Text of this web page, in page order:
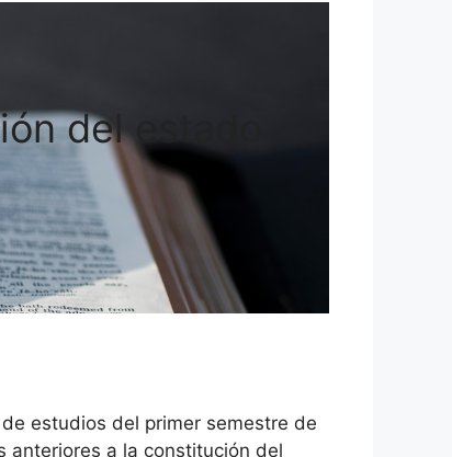
del estado
estudios del primer semestre de
anteriores a la constitución del